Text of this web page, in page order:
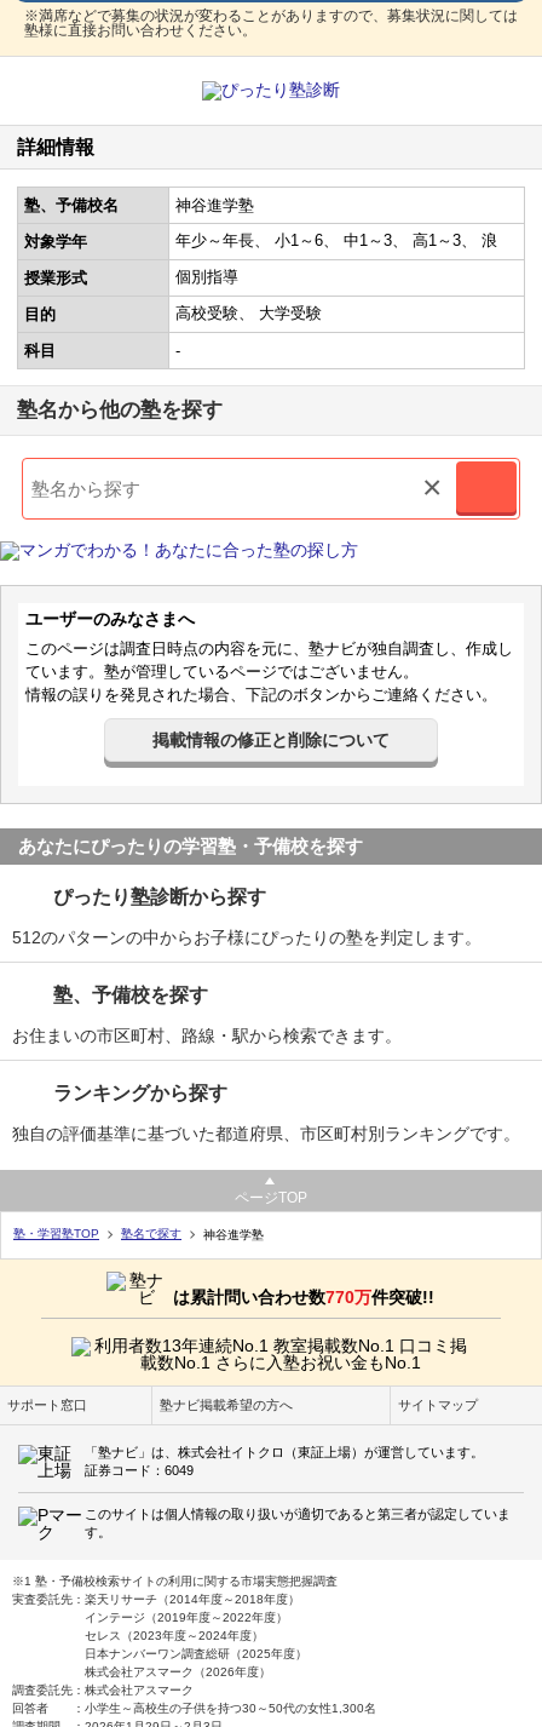
※満席などで募集の状況が変わることがありますので、募集状況に関しては
塾様に直接お問い合わせください。
詳細情報
塾、予備校名
神谷進学塾
対象学年
年少～年長 小1～6 中1～3 高1～3 浪
授業形式 個別指導
目的 高校受験 大学受験
科目 -
塾名から他の塾を探す
×
ユーザーのみなさまへ
このページは調査日時点の内容を元に、塾ナビが独自調査し、作成し
ています。塾が管理しているページではございません。
情報の誤りを発見された場合、下記のボタンからご連絡ください。
掲載情報の修正と削除について
あなたにぴったりの学習塾・予備校を探す
ぴったり塾診断から探す
512のパターンの中からお子様にぴったりの塾を判定します。
塾、予備校を探す
お住まいの市区町村、路線・駅から検索できます。
ランキングから探す
独自の評価基準に基づいた都道府県、市区町村別ランキングです。
ページTOP
塾・学習塾TOP 塾名で探す 神谷進学塾
は累計問い合わせ数770万件突破!!
サポート窓口 塾ナビ掲載希望の方へ サイトマップ
「塾ナビ」は、株式会社イトクロ（東証上場）が運営しています。
証券コード：6049
このサイトは個人情報の取り扱いが適切であると第三者が認定していま
す。
※1 塾・予備校検索サイトの利用に関する市場実態把握調査
実査委託先：楽天リサーチ（2014年度～2018年度）
インテージ（2019年度～2022年度）
セレス（2023年度～2024年度）
日本ナンバーワン調査総研（2025年度）
株式会社アスマーク（2026年度）
調査委託先：株式会社アスマーク
回答者 ：小学生～高校生の子供を持つ30～50代の女性1,300名